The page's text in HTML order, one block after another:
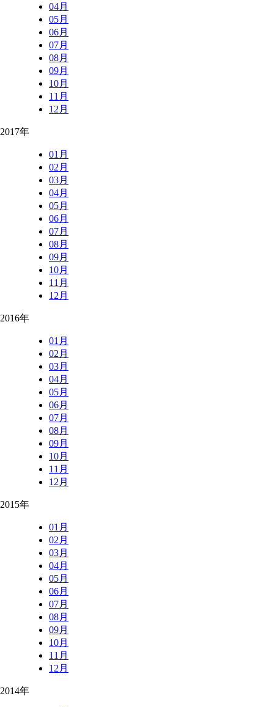
04月
05月
06月
07月
08月
09月
10月
11月
12月
2017年
01月
02月
03月
04月
05月
06月
07月
08月
09月
10月
11月
12月
2016年
01月
02月
03月
04月
05月
06月
07月
08月
09月
10月
11月
12月
2015年
01月
02月
03月
04月
05月
06月
07月
08月
09月
10月
11月
12月
2014年